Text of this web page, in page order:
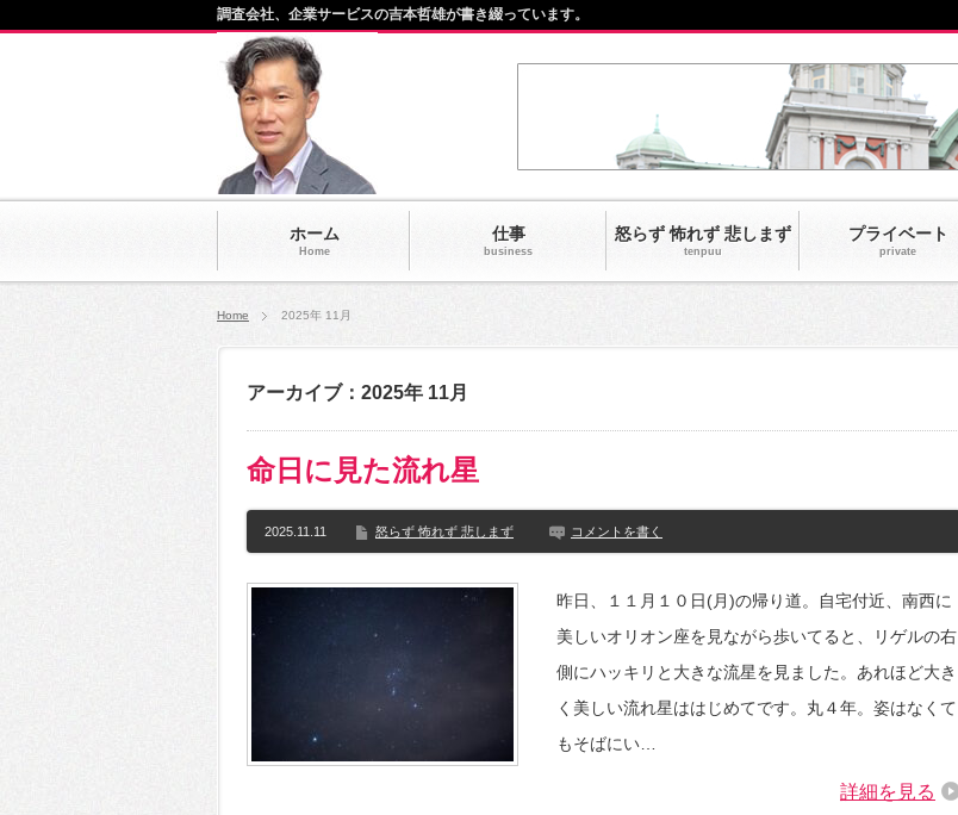
ホーム
Home
仕事
business
怒らず 怖れず 悲しまず
tenpuu
プライベート
private‎
調査会社、企業サービスの吉本哲雄が書き綴っています。
Home 2025年 11月
アーカイブ：2025年 11月
命日に見た流れ星
2025.11.11 怒らず 怖れず 悲しまず コメントを書く
昨日、１１月１０日(月)の帰り道。自宅付近、南西に
美しいオリオン座を見ながら歩いてると、リゲルの右
側にハッキリと大きな流星を見ました。あれほど大き
く美しい流れ星ははじめてです。丸４年。姿はなくて
もそばにい…
詳細を見る